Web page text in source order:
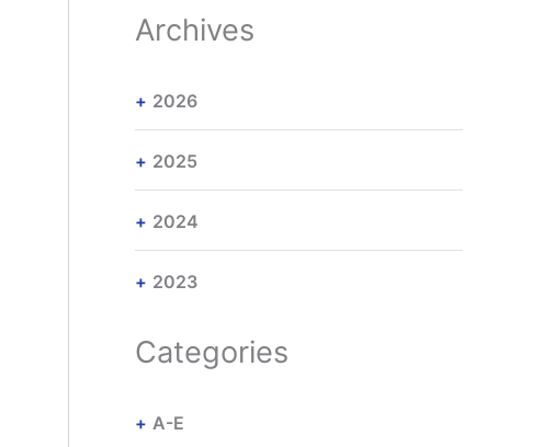
Archives
2026
2025
2024
2023
Categories
A-E